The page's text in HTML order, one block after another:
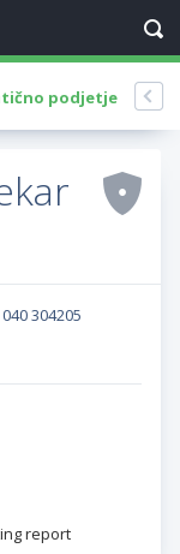
podjetje
040 304205
report